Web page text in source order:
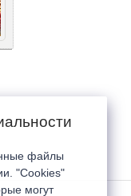
файлы
"Cookies"
могут